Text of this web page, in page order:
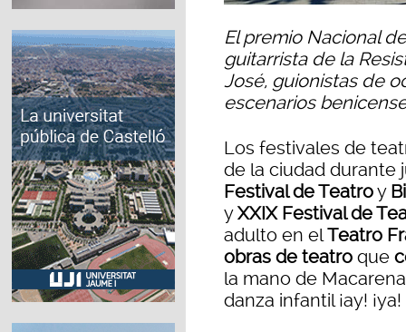
El premio Nacional
guitarrista de la
José, guionistas de
escenarios
Los festivales de
de la ciudad durante
Festival de Teatroy
yXXIX Festival de
adulto en elTeatro
obras de teatro que
la mano de
danza infantil ¡ay! ¡ya!